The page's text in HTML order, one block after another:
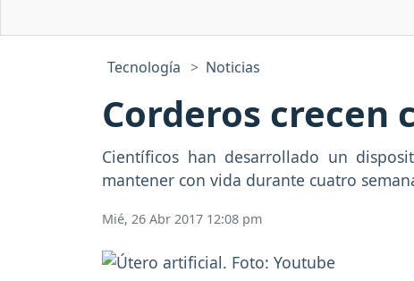
Tecnología Noticias
Corderos
Científicos han desarrollado un
mantener con vida durante cuatro
Mié, 26 Abr 2017 12:08 pm